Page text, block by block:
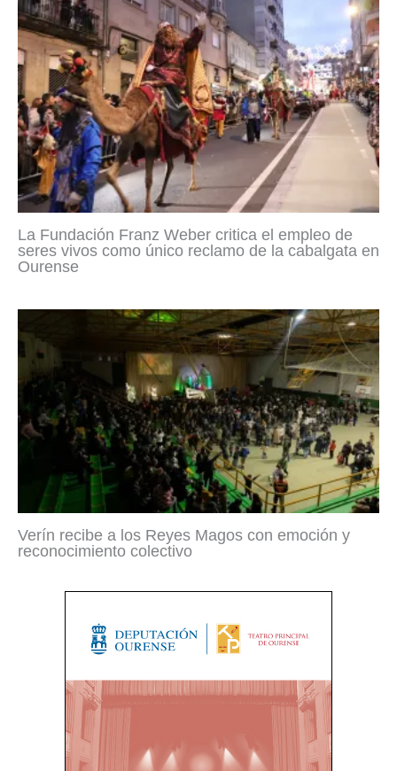
La Fundación Franz Weber critica el empleo de
seres vivos como único reclamo de la cabalgata en
Ourense
Verín recibe a los Reyes Magos con emoción y
reconocimiento colectivo